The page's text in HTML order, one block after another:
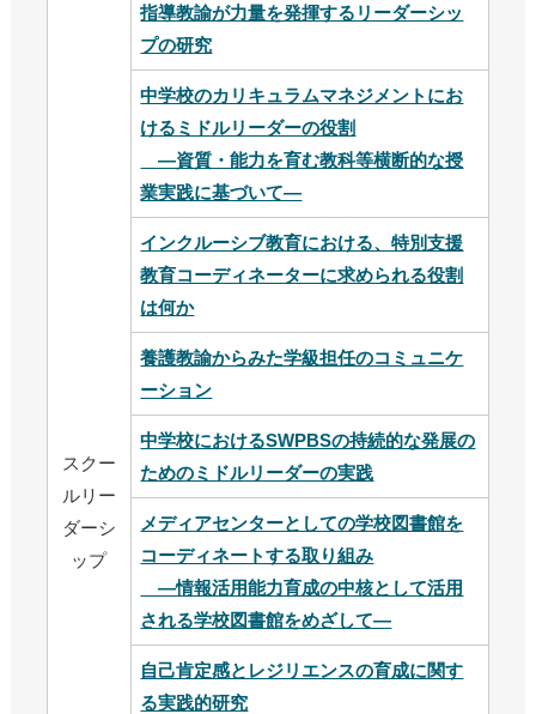
スクー
ルリー
ダーシ
ップ
指導教諭が力量を発揮するリーダーシッ
プの研究
中学校のカリキュラムマネジメントにお
けるミドルリーダーの役割
―資質・能力を育む教科等横断的な授
業実践に基づいて―
インクルーシブ教育における、特別支援
教育コーディネーターに求められる役割
は何か
養護教諭からみた学級担任のコミュニケ
ーション
中学校におけるSWPBSの持続的な発展の
ためのミドルリーダーの実践
メディアセンターとしての学校図書館を
コーディネートする取り組み
―情報活用能力育成の中核として活用
される学校図書館をめざして―
自己肯定感とレジリエンスの育成に関す
る実践的研究